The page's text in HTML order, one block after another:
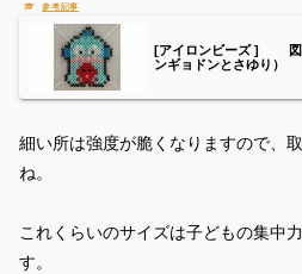
[アイロンビーズ ] 図
ンギョドンとさゆり）
細い所は強度が脆くなりますので、
ね。
これくらいのサイズは子どもの集中
す。